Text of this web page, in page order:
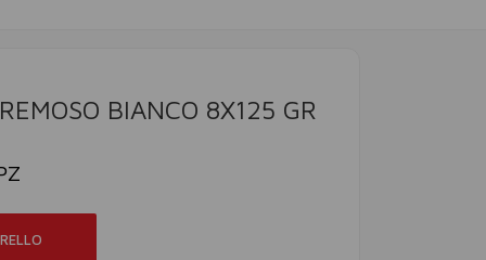
BIANCO 8X125 GR